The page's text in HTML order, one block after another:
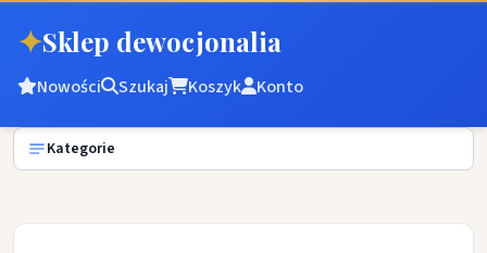
✦Sklep dewocjonalia
Nowości Szukaj Koszyk Konto
Kategorie